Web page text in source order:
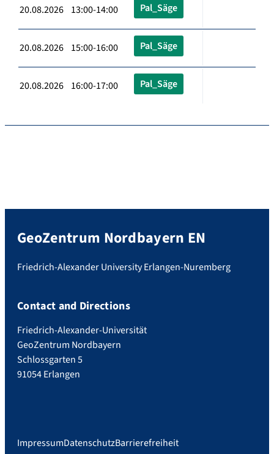
20.08.2026 13:00-14:00 Pal_Säge
20.08.2026 15:00-16:00 Pal_Säge
20.08.2026 16:00-17:00 Pal_Säge
GeoZentrum Nordbayern EN
Friedrich-Alexander University Erlangen-Nuremberg
Contact and Directions
Friedrich-Alexander-Universität
GeoZentrum Nordbayern
Schlossgarten 5
91054 Erlangen
ImpressumDatenschutzBarrierefreiheit